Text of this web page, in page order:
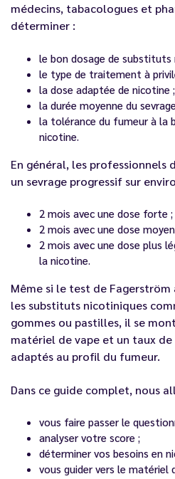
médecins, tabacologues et
déterminer :
le bon dosage de substituts
le type de traitement à
la dose adaptée de nicotine ;
la durée moyenne du
la tolérance du fumeur à la
nicotine.
En général, les professionnels
un sevrage progressif sur
2 mois avec une dose forte ;
2 mois avec une dose
2 mois avec une dose plus
la nicotine.
Même si le test de
les substituts nicotiniques
gommes ou pastilles, il se
matériel de vape et un taux
adaptés au profil du fumeur.
Dans ce guide complet, nous
vous faire passer le
analyser votre score ;
déterminer vos besoins en
vous guider vers le matériel